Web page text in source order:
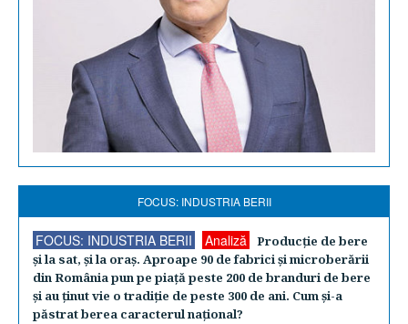
FOCUS: INDUSTRIA BERII
FOCUS: INDUSTRIA BERII Analiză
Producţie de bere
şi la sat, şi la oraş. Aproape 90 de fabrici şi microberării
din România pun pe piaţă peste 200 de branduri de bere
şi au ţinut vie o tradiţie de peste 300 de ani. Cum şi-a
păstrat berea caracterul naţional?